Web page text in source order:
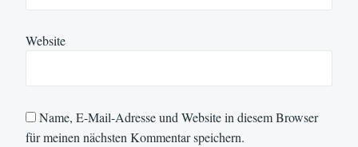
Website
Name, E-Mail-Adresse und Website in diesem Browser
für meinen nächsten Kommentar speichern.